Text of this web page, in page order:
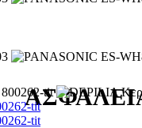
tit
tit